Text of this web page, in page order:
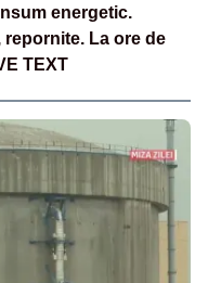
energetic.
La ore de
TEXT